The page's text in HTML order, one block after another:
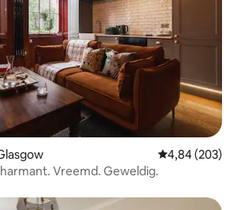
Gemiddelde
4,84 (203)
Vreemd. Geweldig.